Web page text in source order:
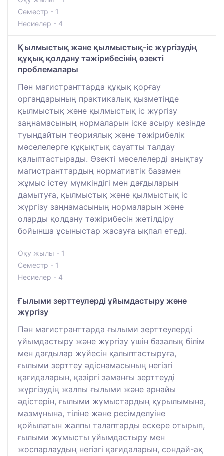
Семестр - 1
Несиелер - 4
Қылмыстық және қылмыстық-іс жүргізудің
құқық қолдану тәжірибесінің өзекті
проблемалары
Пән магистранттарда құқық қорғау
органдарының практикалық қызметінде
қылмыстық және қылмыстық іс жүргізу
заңнамасының нормаларын іске асыру кезінде
туындайтын теориялық және тәжірибелік
мәселелерге құқықтық сауатты талдау
қалыптастырады. Өзекті мәселелерді анықтау
магистранттардың нормативтік базамен
жұмыс істеу мүмкіндігі мен дағдыларын
дамытуға, қылмыстық және қылмыстық іс
жүргізу заңнамасының нормаларын және
оларды қолдану тәжірибесін жетілдіру
бойынша ұсыныстар жасауға ықпал етеді.
Оқу жылы - 1
Семестр - 1
Несиелер - 4
Ғылыми зерттеулерді ұйымдастыру және
жүргізу
Пән магистранттарда ғылыми зерттеулерді
ұйымдастыру және жүргізу үшін базалық білім
мен дағдылар жүйесін қалыптастыруға,
ғылыми зерттеу әдіснамасының негізгі
қағидаларын, қазіргі заманғы зерттеуді
жүргізудің жалпы ғылыми және арнайы
әдістерін, ғылыми жұмыстардың құрылымына,
мазмұнына, тіліне және ресімделуіне
қойылатын жалпы талаптарды ескере отырып,
ғылыми жұмысты ұйымдастыру мен
жоспарлаудың негізгі қағидаларын, сондай-ақ